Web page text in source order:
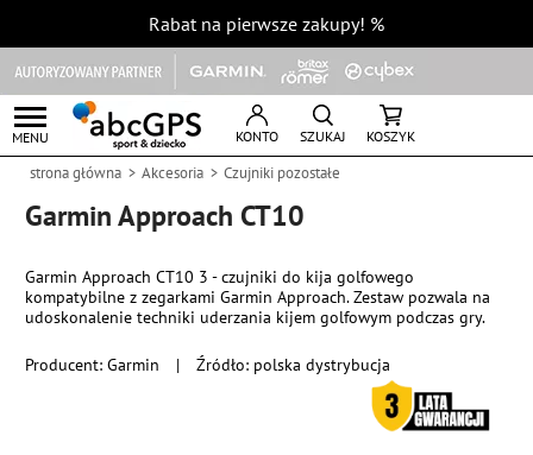
Rabat na pierwsze zakupy! %
MENU KONTO SZUKAJ KOSZYK
strona główna Akcesoria Czujniki pozostałe
Garmin Approach CT10
Producent:Garmin | Źródło: polska dystrybucja
Garmin Approach CT10 3 - czujniki do kija golfowego
kompatybilne z zegarkami Garmin Approach. Zestaw pozwala na
udoskonalenie techniki uderzania kijem golfowym podczas gry.